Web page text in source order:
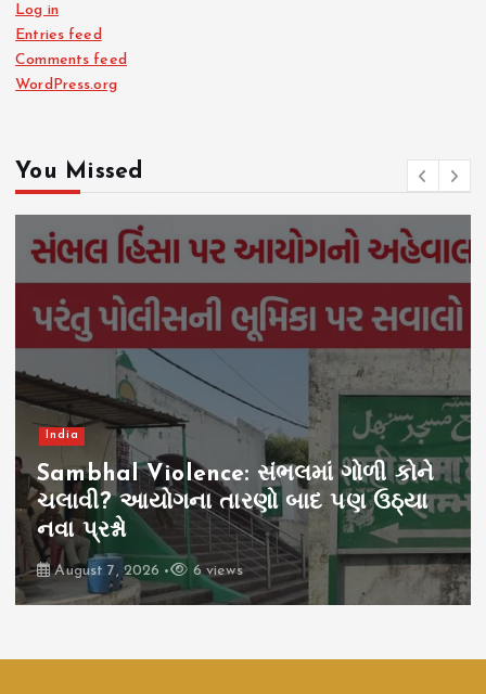
Log in
Entries feed
Comments feed
WordPress.org
You Missed
India
Iltija Mufti PDP Protest: કાશ્મીરમાં
વિરોધનો અવાજ દબાવવાનો પ્રયાસ?
ઇલ્તિજા મુફ્તીને પોલીસ સમન્સથી ઉઠ્યા
નવા સવાલો
August 7, 2026 6 views